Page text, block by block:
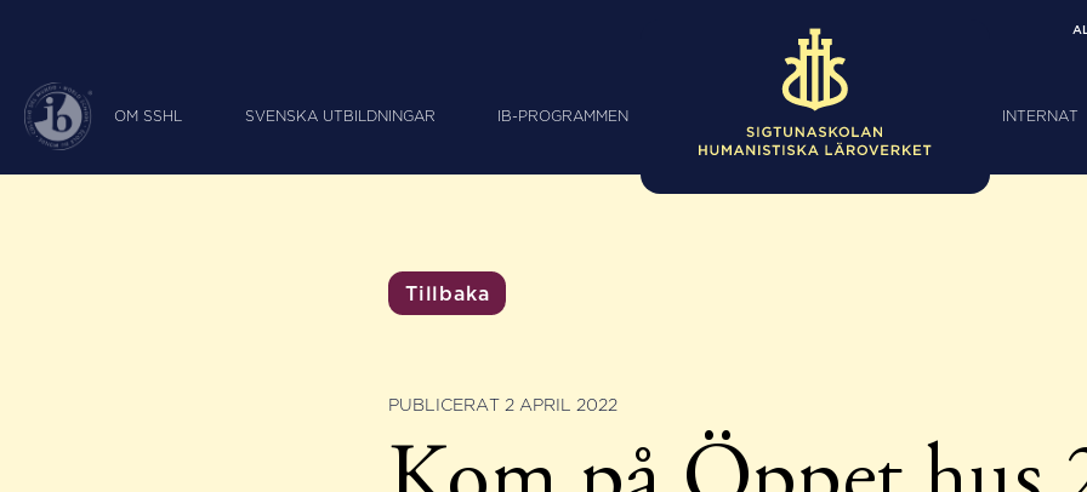
OM SSHL SVENSKA UTBILDNINGAR IB-PROGRAMMEN INTERNAT
Tillbaka
PUBLICERAT 2 APRIL 2022